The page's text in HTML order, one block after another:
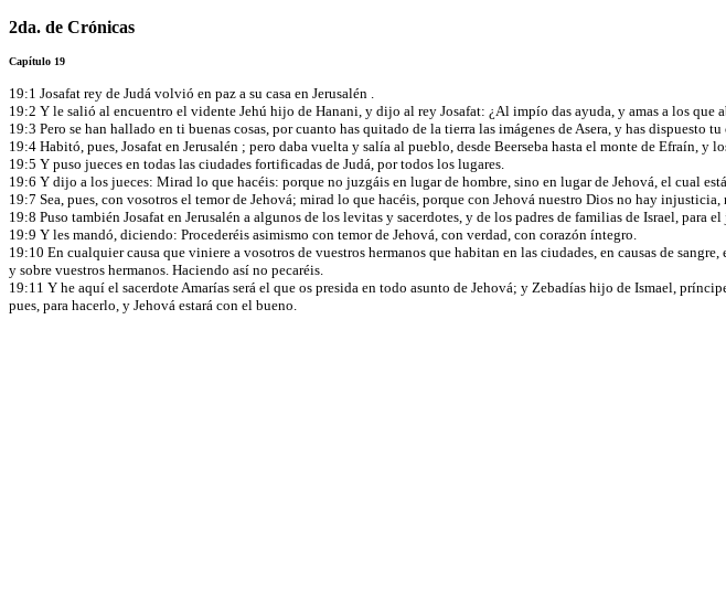
2da. de Crónicas
Capítulo 19
19:1 Josafat rey de Judá volvió en paz a su casa en Jerusalén .
19:2 Y le salió al encuentro el vidente Jehú hijo de Hanani, y dijo al rey Josafat: ¿Al impío das ayuda, y amas a los que
19:3 Pero se han hallado en ti buenas cosas, por cuanto has quitado de la tierra las imágenes de Asera, y has dispuesto
19:4 Habitó, pues, Josafat en Jerusalén ; pero daba vuelta y salía al pueblo, desde Beerseba hasta el monte de Efraín, y
19:5 Y puso jueces en todas las ciudades fortificadas de Judá, por todos los lugares.
19:6 Y dijo a los jueces: Mirad lo que hacéis: porque no juzgáis en lugar de hombre, sino en lugar de Jehová, el cual
19:7 Sea, pues, con vosotros el temor de Jehová; mirad lo que hacéis, porque con Jehová nuestro Dios no hay
19:8 Puso también Josafat en Jerusalén a algunos de los levitas y sacerdotes, y de los padres de familias de Israel, para
19:9 Y les mandó, diciendo: Procederéis asimismo con temor de Jehová, con verdad, con corazón íntegro.
19:10 En cualquier causa que viniere a vosotros de vuestros hermanos que habitan en las ciudades, en causas de
y sobre vuestros hermanos. Haciendo así no pecaréis.
19:11 Y he aquí el sacerdote Amarías será el que os presida en todo asunto de Jehová; y Zebadías hijo de Ismael,
pues, para hacerlo, y Jehová estará con el bueno.